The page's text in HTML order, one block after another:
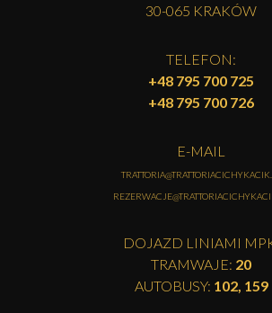
+48 795 700 725
+48 795 700 726
TRAMWAJE:20
AUTOBUSY:102, 159